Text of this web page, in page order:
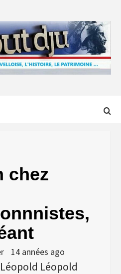
chez
14 années ago
Léopold